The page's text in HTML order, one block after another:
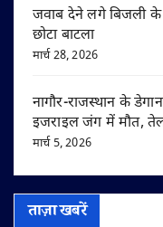
जवाब देने लगे बिजली के
छोटा बाटला
मार्च 28, 2026
नागौर-राजस्थान के
इजराइल जंग में मौत,
मार्च 5, 2026
ताज़ा खबरें